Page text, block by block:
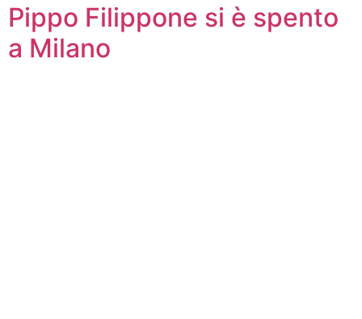
Pippo Filippone si è spento
a Milano